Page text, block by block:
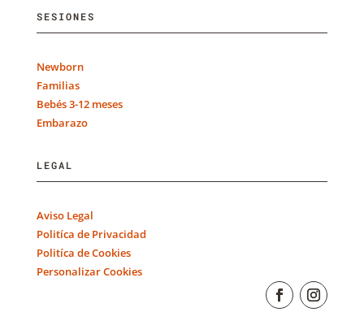
SESIONES
Newborn
Familias
Bebés 3-12 meses
Embarazo
LEGAL
Aviso Legal
Politíca de Privacidad
Politíca de Cookies
Personalizar Cookies